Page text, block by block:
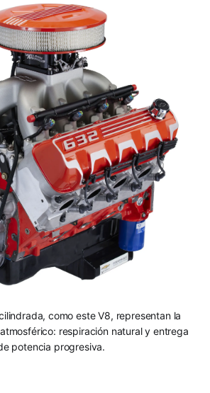
como este V8, representan la
respiración natural y entrega
potencia progresiva.